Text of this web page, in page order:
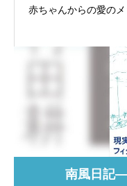
赤ちゃんからの愛の
南風日記